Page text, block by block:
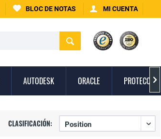
BLOC DE NOTAS MI CUENTA
AUTODESK ORACLE 
CLASIFICACIÓN: